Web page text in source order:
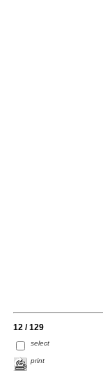
12 / 129
select
print